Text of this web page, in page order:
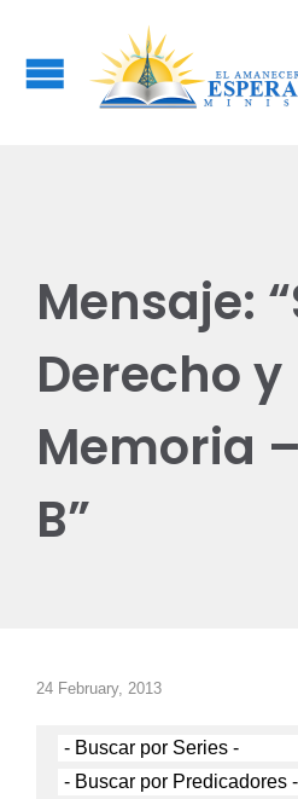
Mensaje:
Derecho y
Memoria
B”
24 February, 2013